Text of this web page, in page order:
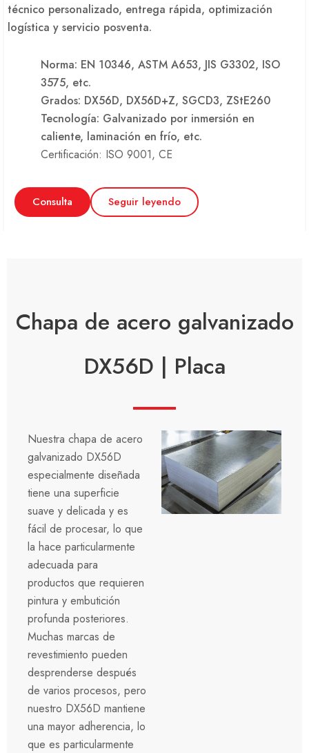
técnico personalizado, entrega rápida, optimización
logística y servicio posventa.
Norma: EN 10346, ASTM A653, JIS G3302, ISO
3575, etc.
Grados: DX56D, DX56D+Z, SGCD3, ZStE260
Tecnología: Galvanizado por inmersión en
caliente, laminación en frío, etc.
Certificación: ISO 9001, CE
Consulta Seguir leyendo
Chapa de acero galvanizado
DX56D | Placa
Nuestra chapa de acero
galvanizado DX56D
especialmente diseñada
tiene una superficie
suave y delicada y es
fácil de procesar, lo que
la hace particularmente
adecuada para
productos que requieren
pintura y embutición
profunda posteriores.
Muchas marcas de
revestimiento pueden
desprenderse después
de varios procesos, pero
nuestro DX56D mantiene
una mayor adherencia, lo
que es particularmente